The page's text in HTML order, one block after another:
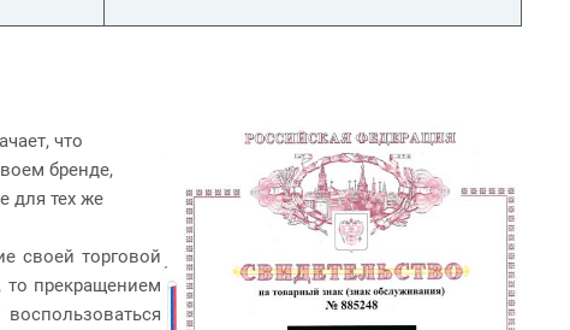
что
бренде,
для тех же
своей торговой
то прекращением